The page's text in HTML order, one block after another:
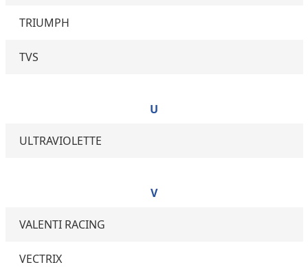
TRIUMPH
TVS
U
ULTRAVIOLETTE
V
VALENTI RACING
VECTRIX